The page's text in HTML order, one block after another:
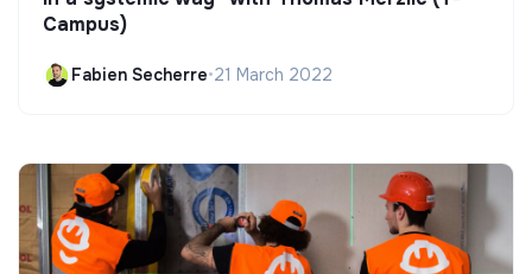
Campus)
Fabien Secherre•21 March 2022